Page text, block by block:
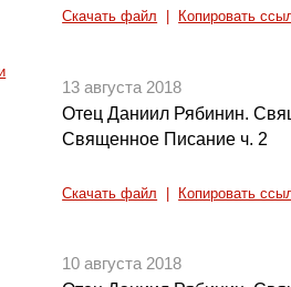
Скачать файл Копировать
13 августа 2018
Отец Даниил Рябинин.
Священное Писание ч. 2
Скачать файл Копировать
10 августа 2018